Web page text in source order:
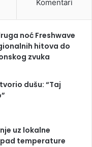
Komentari
noć Freshwave
hitova do
zvuka
dušu: “Taj
uz lokalne
temperature